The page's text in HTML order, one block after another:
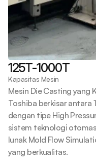
125T-1000T
Kapasitas Mesin
Mesin Die Casting yang
Toshiba berkisar antara
dengan tipe High
sistem teknologi
lunak Mold Flow
yang berkualitas.